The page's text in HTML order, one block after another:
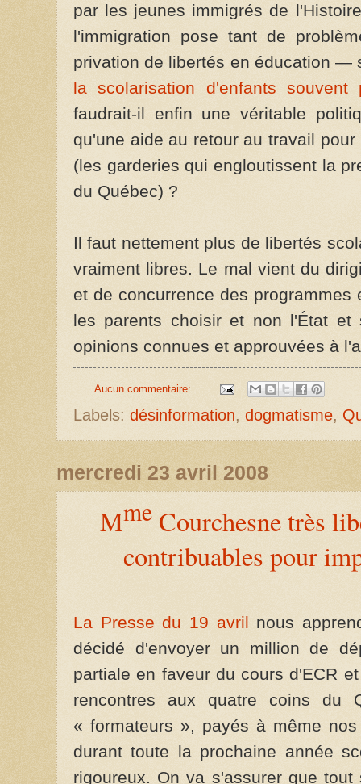
par les jeunes immigrés de
l'immigration pose tant de
privation de libertés en éducation —
la scolarisation d'enfants souvent
faudrait-il enfin une véritable
qu'une aide au retour au travail
(les garderies qui engloutissent la
du Québec) ?
Il faut nettement plus de libertés
vraiment libres. Le mal vient du
et de concurrence des
les parents choisir et non l'État et
opinions connues et approuvées à
Aucun commentaire:
Labels: désinformation, dogmatisme,
mercredi 23 avril 2008
Mme Courchesne très
contribuables pour
La Presse du 19 avril nous
décidé d'envoyer un million de
partiale en faveur du cours d'ECR
rencontres aux quatre coins du
« formateurs », payés à même
durant toute la prochaine année
rigoureux. On va s'assurer que